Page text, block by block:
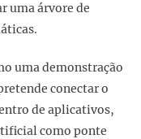
uma árvore de
uma demonstração
conectar o
de aplicativos,
como ponte